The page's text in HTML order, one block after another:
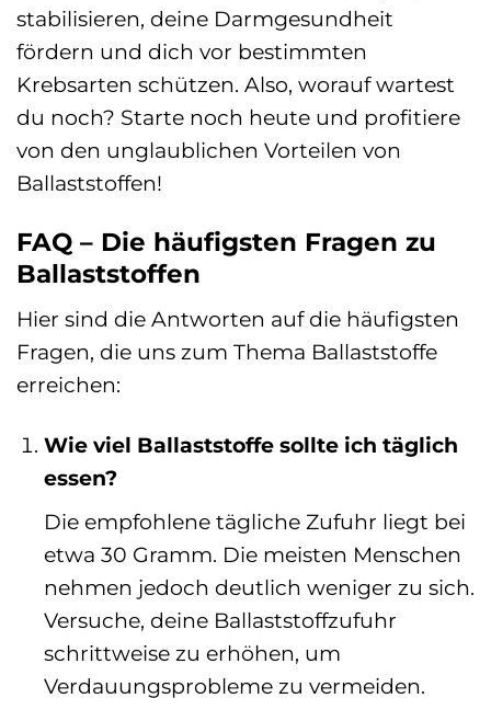
stabilisieren, deine Darmgesundheit
fördern und dich vor bestimmten
Krebsarten schützen. Also, worauf wartest
du noch? Starte noch heute und profitiere
von den unglaublichen Vorteilen von
Ballaststoffen!
FAQ – Die häufigsten Fragen zu
Ballaststoffen
Hier sind die Antworten auf die häufigsten
Fragen, die uns zum Thema Ballaststoffe
erreichen:
Wie viel Ballaststoffe sollte ich täglich
essen?
Die empfohlene tägliche Zufuhr liegt bei
etwa 30 Gramm. Die meisten Menschen
nehmen jedoch deutlich weniger zu sich.
Versuche, deine Ballaststoffzufuhr
schrittweise zu erhöhen, um
Verdauungsprobleme zu vermeiden.